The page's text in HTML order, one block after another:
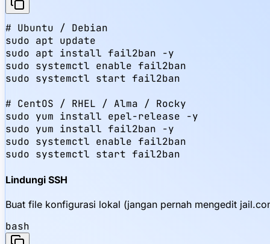
# Ubuntu / Debian
sudo apt update
sudo apt install fail2ban -y
sudo systemctl enable fail2ban
sudo systemctl start fail2ban
# CentOS / RHEL / Alma / Rocky
sudo yum install epel-release -y
sudo yum install fail2ban -y
sudo systemctl enable fail2ban
sudo systemctl start fail2ban
Lindungi SSH
Buat file konfigurasi lokal (jangan pernah mengedit
bash